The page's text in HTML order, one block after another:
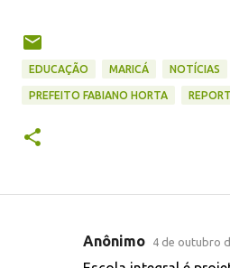
EDUCAÇÃO MARICÁ NOTÍCIAS
PREFEITO FABIANO HORTA
Anônimo 4 de outubro